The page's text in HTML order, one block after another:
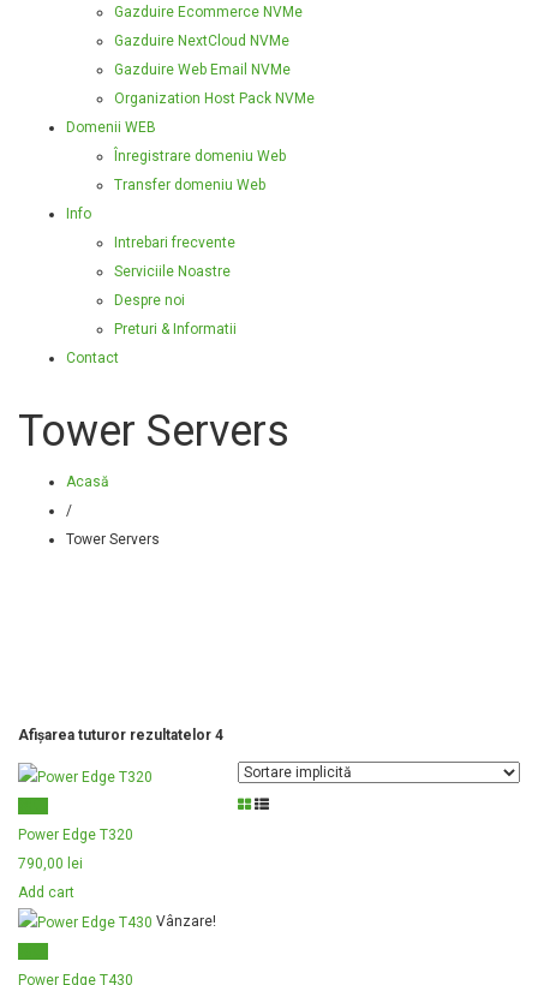
Gazduire Ecommerce NVMe
Gazduire NextCloud NVMe
Gazduire Web Email NVMe
Organization Host Pack NVMe
Domenii WEB
Înregistrare domeniu Web
Transfer domeniu Web
Info
Intrebari frecvente
Serviciile Noastre
Despre noi
Preturi & Informatii
Contact
Tower Servers
Acasă
/
Tower Servers
Afișarea tuturor rezultatelor 4
Power Edge T320
790,00 lei
Add cart
Vânzare!
Power Edge T430